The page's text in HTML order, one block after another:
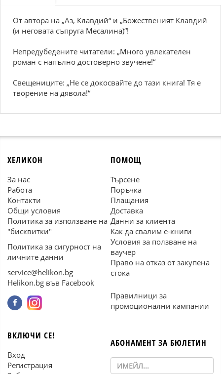
От автора на „Аз, Клавдий“ и „Божественият Клавдий
(и неговата съпруга Месалина)“!
Непредубедените читатели: „Много увлекателен
роман с напълно достоверно звучене!“
Свещениците: „Не се докосвайте до тази книга! Тя е
творение на дявола!“
ХЕЛИКОН
За нас
Работа
Контакти
Общи условия
Политика за използване на
"бисквитки"
Политика за сигурност на
личните данни
service@helikon.bg
Helikon.bg във Facebook
ПОМОЩ
Търсене
Поръчка
Плащания
Доставка
Данни за клиента
Как да свалим е-книги
Условия за ползване на
ваучер
Право на отказ от закупена
стока
Правилници за
промоционални кампании
ВКЛЮЧИ СЕ!
Вход
Регистрация
АБОНАМЕНТ ЗА БЮЛЕТИН